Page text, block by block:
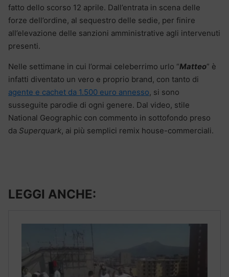
fatto dello scorso 12 aprile. Dall’entrata in scena delle
forze dell’ordine, al sequestro delle sedie, per finire
all’elevazione delle sanzioni amministrative agli intervenuti
presenti.
Nelle settimane in cui l’ormai celeberrimo urlo “Matteo” è
infatti diventato un vero e proprio brand, con tanto di
agente e cachet da 1.500 euro annesso, si sono
susseguite parodie di ogni genere. Dal video, stile
National Geographic con commento in sottofondo preso
da Superquark, ai più semplici remix house-commerciali.
LEGGI ANCHE: